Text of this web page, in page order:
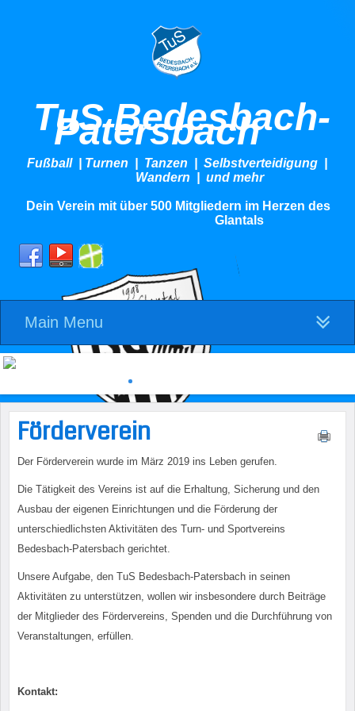
TuS Bedesbach-
Patersbach
Fußball | Turnen | Tanzen | Selbstverteidigung |
Wandern | und mehr
Dein Verein mit über 500 Mitgliedern im Herzen des
Glantals
Main Menu
Förderverein
Der Förderverein wurde im März 2019 ins Leben gerufen.
Die Tätigkeit des Vereins ist auf die Erhaltung, Sicherung und den
Ausbau der eigenen Einrichtungen und die Förderung der
unterschiedlichsten Aktivitäten des Turn- und Sportvereins
Bedesbach-Patersbach gerichtet.
Unsere Aufgabe, den TuS Bedesbach-Patersbach in seinen
Aktivitäten zu unterstützen, wollen wir insbesondere durch Beiträge
der Mitglieder des Fördervereins, Spenden und die Durchführung von
Veranstaltungen, erfüllen.
Kontakt: